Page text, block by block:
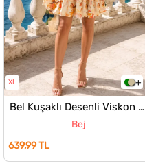
XL
Bel Kuşaklı Desenli Viskon Elbise
Bej
639,99 TL